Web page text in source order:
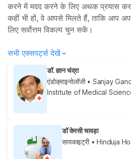
करने में मदद करने के लिए अथक प्रयास
कहीं भी हों, वे आपसे मिलते हैं, ताकि आप
लिए सर्वोत्तम विकल्प चुन सकें।
सभी एक्सपर्ट्स देखें
डॉ. ज्ञान चंद्रा
एंडोक्राइनोलॉजी• Sanjay
Institute of Medical
डॉ केरसी चावड़ा
सायकाइट्री• Hinduja